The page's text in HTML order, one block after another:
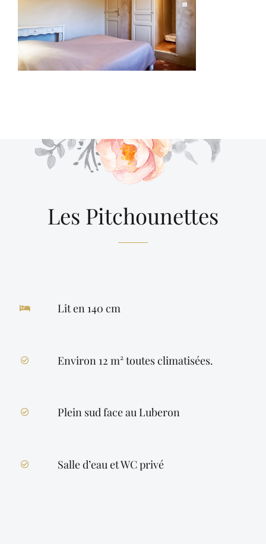
Les Pitchounettes
Lit en 140 cm
Environ 12 m² toutes climatisées.
Plein sud face au Luberon
Salle d’eau et WC privé